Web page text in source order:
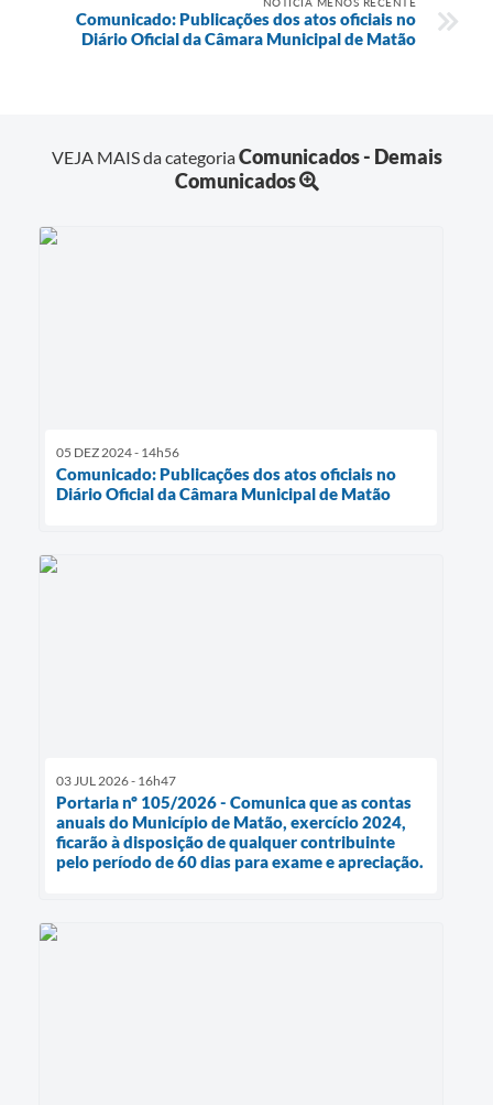
Comunicado: Publicações dos atos oficiais no
Diário Oficial da Câmara Municipal de Matão
VEJA MAIS da categoriaComunicados - Demais
Comunicados
05 DEZ 2024 - 14h56
Comunicado: Publicações dos atos oficiais no
Diário Oficial da Câmara Municipal de Matão
03 JUL 2026 - 16h47
Portaria nº 105/2026 - Comunica que as contas
anuais do Município de Matão, exercício 2024,
ficarão à disposição de qualquer contribuinte
pelo período de 60 dias para exame e apreciação.